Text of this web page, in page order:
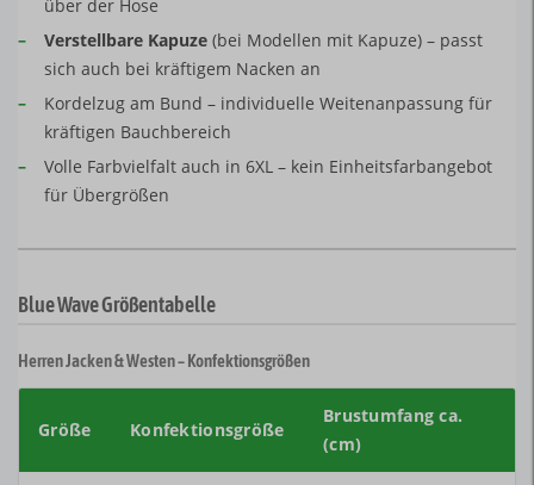
über der Hose
–
Verstellbare Kapuze (bei Modellen mit Kapuze) – passt
sich auch bei kräftigem Nacken an
–
Kordelzug am Bund – individuelle Weitenanpassung für
kräftigen Bauchbereich
–
Volle Farbvielfalt auch in 6XL – kein Einheitsfarbangebot
für Übergrößen
Blue Wave Größentabelle
Herren Jacken & Westen – Konfektionsgrößen
Größe Konfektionsgröße
Brustumfang ca.
(cm)